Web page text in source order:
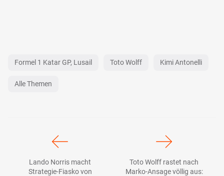
Formel 1 Katar GP, Lusail Toto Wolff Kimi Antonelli
Alle Themen
Lando Norris macht
Strategie-Fiasko von
Toto Wolff rastet nach
Marko-Ansage völlig aus: